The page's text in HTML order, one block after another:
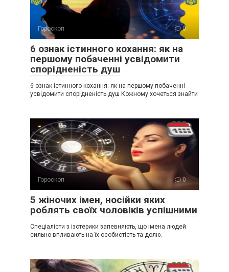
Гороскоп 0
6 ознак істинного кохання: як на
першому побаченні усвідомити
спорідненість душ
6 ознак істинного кохання: як на першому побаченні
усвідомити спорідненість душ Кожному хочеться знайти
Гороскоп 0
5 жіночих імен, носійки яких
роблять своїх чоловіків успішними
Спеціалісти з ізотерики запевняють, що імена людей
сильно впливають на їх особистість та долю.